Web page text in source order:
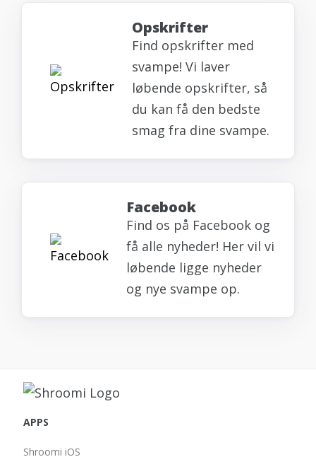
Opskrifter
Find opskrifter med
svampe! Vi laver
løbende opskrifter, så
du kan få den bedste
smag fra dine svampe.
Facebook
Find os på Facebook og
få alle nyheder! Her vil vi
løbende ligge nyheder
og nye svampe op.
APPS
Shroomi iOS